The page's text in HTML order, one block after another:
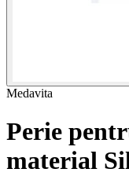
Medavita
Perie
material